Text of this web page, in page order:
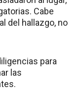
Cabe
del hallazgo, no
para
las